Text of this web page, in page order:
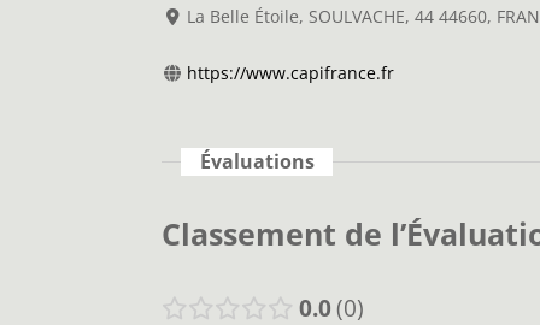
La Belle Étoile, SOULVACHE, 44 44660,
https://www.capifrance.fr
Évaluations
Classement de
0.0 0